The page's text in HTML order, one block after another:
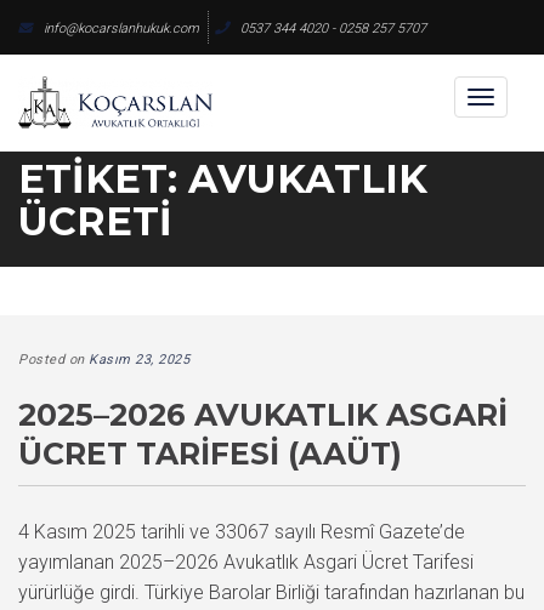
content
info@kocarslanhukuk.com 0537 344 4020 - 0258 257 5707
Toggle
ETIKET: AVUKATLIK
ÜCRETI
Posted on Kasım 23, 2025
2025–2026 AVUKATLIK ASGARI
ÜCRET TARIFESI (AAÜT)
4 Kasım 2025 tarihli ve 33067 sayılı Resmî Gazete’de
yayımlanan 2025–2026 Avukatlık Asgari Ücret Tarifesi
yürürlüğe girdi. Türkiye Barolar Birliği tarafından hazırlanan bu